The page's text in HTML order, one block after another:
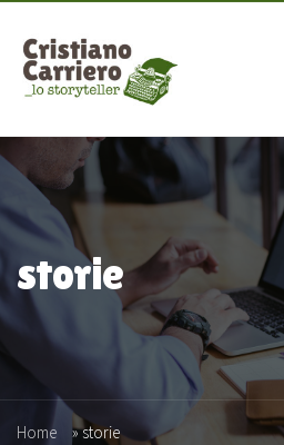
storie
Home »storie